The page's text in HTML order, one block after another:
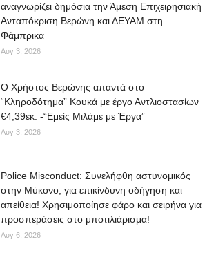
αναγνωρίζει δημόσια την Άμεση Επιχειρησιακή
Ανταπόκριση Βερώνη και ΔΕΥΑΜ στη
Φάμπρικα
Αυγ 3, 2026
O Χρήστος Βερώνης απαντά στο
“Κληροδότημα” Κουκά με έργο Αντλιοστασίων
€4,39εκ. -“Εμείς Μιλάμε με Έργα”
Αυγ 3, 2026
Police Misconduct: Συνελήφθη αστυνομικός
στην Μύκονο, για επικίνδυνη οδήγηση και
απείθεια! Χρησιμοποίησε φάρο και σειρήνα για
προσπεράσεις στο μποτιλιάρισμα!
Αυγ 6, 2026